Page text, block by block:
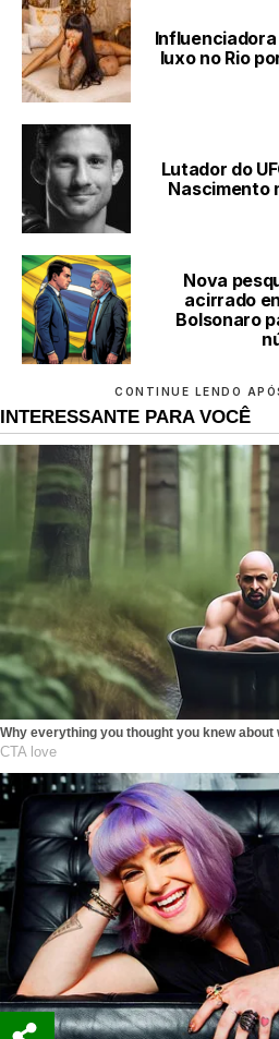
luxo no Rio
Lutador do
Nascimento
Nova
acirrado
Bolsonaro
CONTINUE LENDO
INTERESSANTE PARA VOCÊ
Why everything you thought you knew about
CTA love